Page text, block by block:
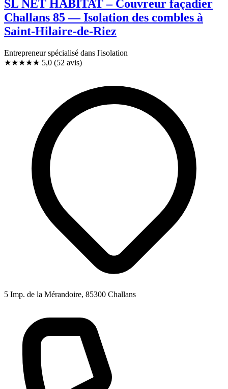
SL NET HABITAT – Couvreur façadier
Challans 85 — Isolation des combles à
Saint-Hilaire-de-Riez
Entrepreneur spécialisé dans l'isolation
★★★★★ 5,0 (52 avis)
5 Imp. de la Mérandoire, 85300 Challans